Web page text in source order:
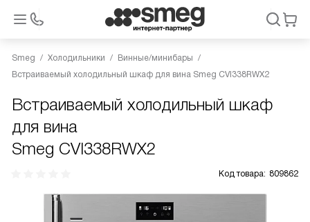
Smeg Холодильники
Винные/минибары
Встраиваемый холодильный шкаф для вина Smeg CVI338RWX2
Встраиваемый холодильный шкаф
для вина
Smeg CVI338RWX2
Код товара: 809862